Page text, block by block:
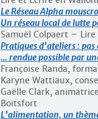
Le Réseau Alpha
Un réseau local de lutte
Samuël Colpaert –
Pratiques d’ateliers :
… rendue possible par
Françoise Randa,
Karyne Wattiaux,
Gaëlle Clark,
Boitsfort
L’alimentation, un